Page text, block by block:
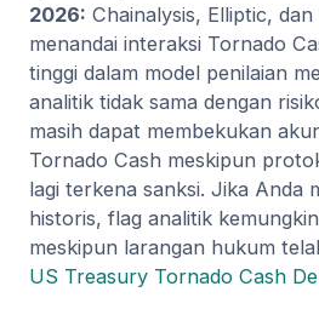
2026: Chainalysis, Elliptic, dan
menandai interaksi Tornado
tinggi dalam model penilaian
analitik tidak sama dengan
masih dapat membekukan
Tornado Cash meskipun
lagi terkena sanksi. Jika Anda
historis, flag analitik
meskipun larangan hukum
US Treasury Tornado Cash